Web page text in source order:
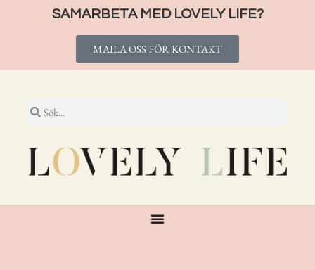
SAMARBETA MED LOVELY LIFE?
MAILA OSS FÖR KONTAKT